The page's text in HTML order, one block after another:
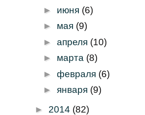
► июня (6)
► мая (9)
► апреля (10)
► марта (8)
► февраля (6)
► января (9)
► 2014 (82)